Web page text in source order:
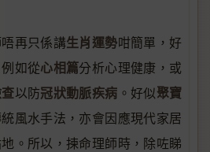
再只係講生肖運勢咁簡單，好
如從心相篇分析心理健康，或
以防冠狀動脈疾病 。好似聚寶
風水手法，亦會因應現代家居
。所以，揀命理師時，除咗睇